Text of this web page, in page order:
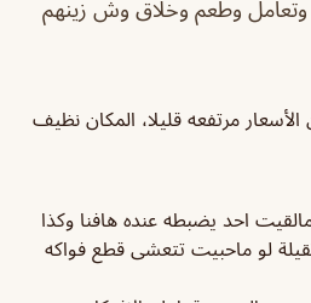
وتعامل وطعم وخلاق وش زينهم
الأسعار مرتفعه قليلا، المكان نظيف
احد يضبطه عنده هافنا وكذا
لو ماحبيت تتعشى قطع فواكه